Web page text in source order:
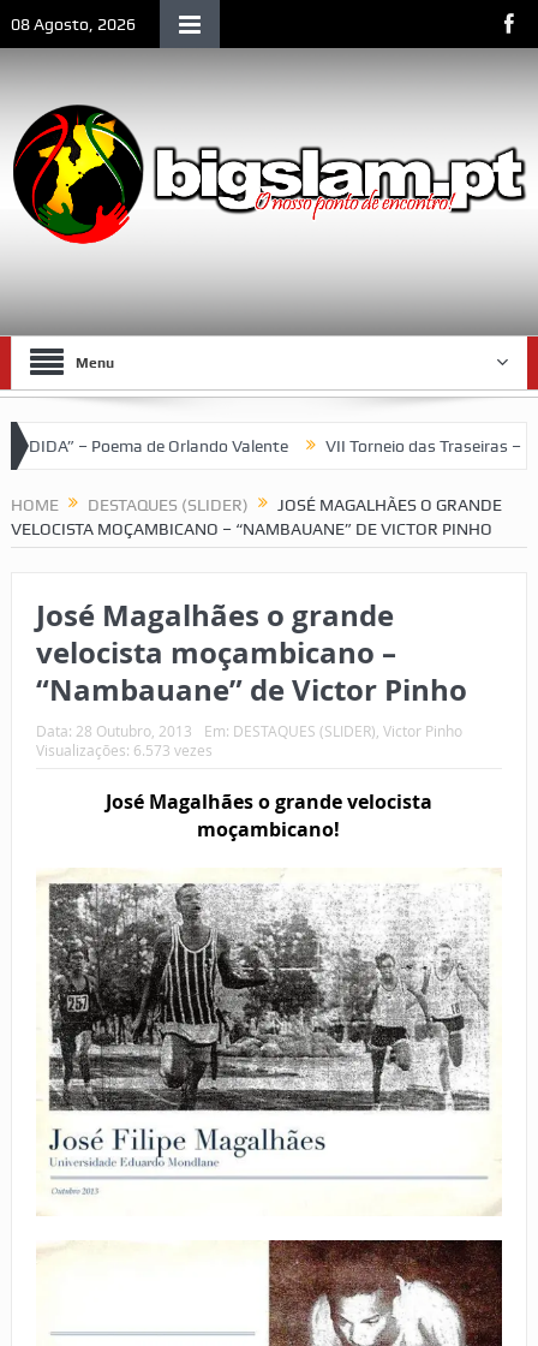
08 Agosto, 2026
Menu
Valente VII Torneio das Traseiras – Recordando a
HOME DESTAQUES (SLIDER)
JOSÉ MAGALHÃES O GRANDE
VELOCISTA MOÇAMBICANO – “NAMBAUANE” DE VICTOR PINHO
José Magalhães o grande
velocista moçambicano –
“Nambauane” de Victor Pinho
Data: 28 Outubro, 2013 Em: DESTAQUES (SLIDER) Victor Pinho
Visualizações: 6.573 vezes
José Magalhães o grande velocista
moçambicano!